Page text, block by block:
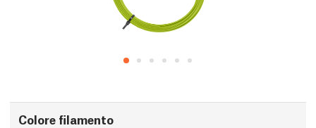
Colore filamento